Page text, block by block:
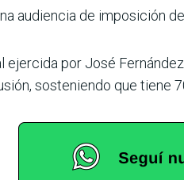
audiencia de imposición
ejercida por José
sosteniendo que tiene